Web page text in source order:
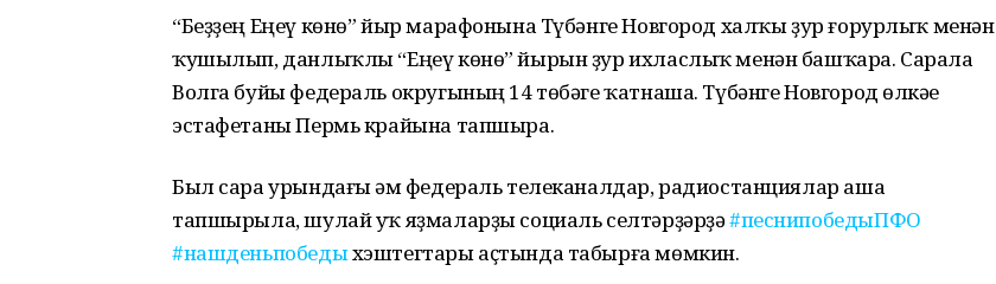
“Беҙҙең Еңеү көнө” йыр марафонына Түбәнге Новгород халҡы ҙур ғорурлыҡ менән
ҡушылып, данлыҡлы “Еңеү көнө” йырын ҙур ихласлыҡ менән башҡара. Сарала
Волга буйы федераль округының 14 төбәге ҡатнаша. Түбәнге Новгород өлкәһе
эстафетаны Пермь крайына тапшыра.
Был сара урындағы һәм федераль телеканалдар, радиостанциялар аша
тапшырыла, шулай уҡ яҙмаларҙы социаль селтәрҙәрҙә#песнипобедыПФО
#нашденьпобедыхэштегтары аҫтында табырға мөмкин.